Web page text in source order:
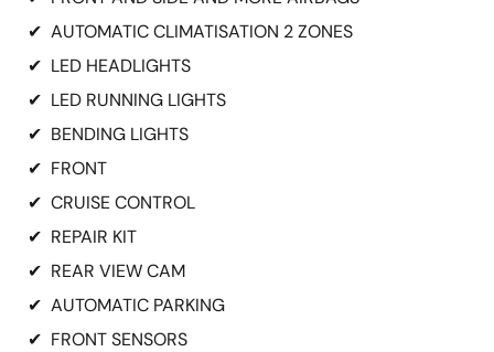
✔ AUTOMATIC CLIMATISATION 2 ZONES
✔ LED HEADLIGHTS
✔ LED RUNNING LIGHTS
✔ BENDING LIGHTS
✔ FRONT
✔ CRUISE CONTROL
✔ REPAIR KIT
✔ REAR VIEW CAM
✔ AUTOMATIC PARKING
✔ FRONT SENSORS